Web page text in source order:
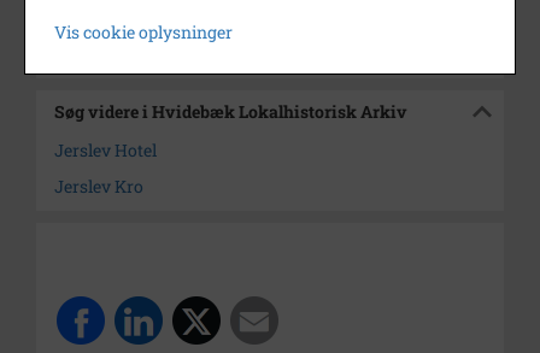
Kontakt arkivet
Søg videre i Hvidebæk Lokalhistorisk Arkiv
Jerslev Hotel
Jerslev Kro
Vis cookie oplysninger